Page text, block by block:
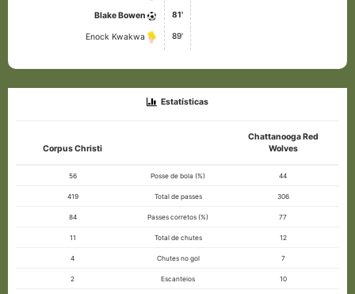
Blake Bowen 81'
Enock Kwakwa 89'
Estatísticas
Corpus Christi
Chattanooga Red
Wolves
56 Posse de bola (%) 44
419 Total de passes 306
84 Passes corretos (%) 77
11 Total de chutes 12
4 Chutes no gol 7
2 Escanteios 10